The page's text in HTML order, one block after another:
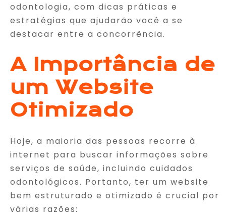
odontologia, com dicas práticas e
estratégias que ajudarão você a se
destacar entre a concorrência.
A Importância de
um Website
Otimizado
Hoje, a maioria das pessoas recorre à
internet para buscar informações sobre
serviços de saúde, incluindo cuidados
odontológicos. Portanto, ter um website
bem estruturado e otimizado é crucial por
várias razões: